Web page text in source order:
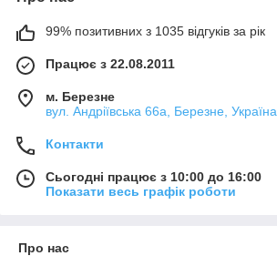
99% позитивних з 1035 відгуків за рік
Працює з 22.08.2011
м. Березне
вул. Андріївська 66а, Березне, Україна
Контакти
Сьогодні працює з 10:00 до 16:00
Показати весь графік роботи
Про нас